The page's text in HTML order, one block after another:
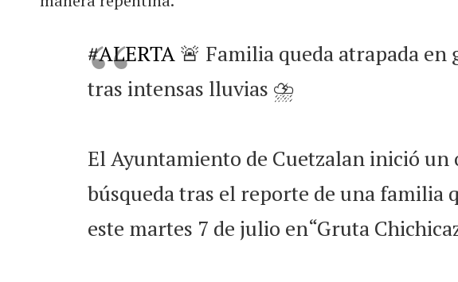
#ALERTA 🚨 Familia queda atrapada en
tras intensas lluvias ⛈️
El Ayuntamiento de Cuetzalan inició un
búsqueda tras el reporte de una familia
este martes 7 de julio en“Gruta